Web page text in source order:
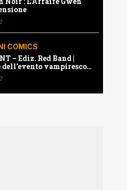
COMICS
– Ediz. Red Band |
dell’evento vampiresco